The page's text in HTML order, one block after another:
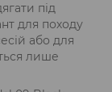
під
для походу
або для
лише